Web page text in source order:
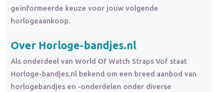
geïnformeerde keuze voor jouw volgende
horlogeaankoop.
Over Horloge-bandjes.nl
Als onderdeel van World Of Watch Straps Vof staat
Horloge-bandjes.nl bekend om een breed aanbod van
horlogebandjes en -onderdelen onder diverse